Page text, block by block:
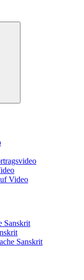
Video
Sanskrit
Sanskrit